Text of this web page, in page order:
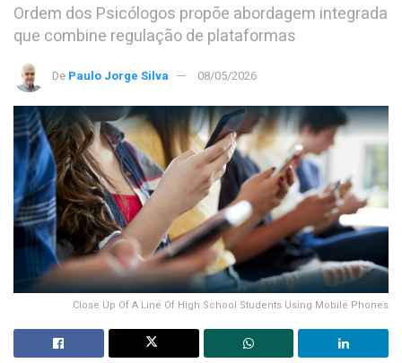
Ordem dos Psicólogos propõe abordagem integrada
que combine regulação de plataformas
De Paulo Jorge Silva 08/05/2026
Close Up Of A Line Of High School Students Using Mobile Phones